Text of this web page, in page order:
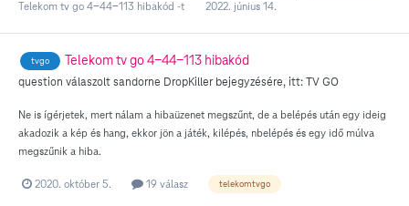
Telekom tv go 4-44-113 hibakód -t 2022. június 14.
tvgo Telekom tv go 4-44-113 hibakód
question válaszoltsandorne DropKillerbejegyzésére, itt:TV GO
Ne is ígérjetek, mert nálam a hibaüzenet megszűnt, de a belépés után egy ideig
akadozik a kép és hang, ekkor jön a játék, kilépés, nbelépés és egy idő múlva
megszűnik a hiba.
2020. október 5. 19 válasz telekomtvgo